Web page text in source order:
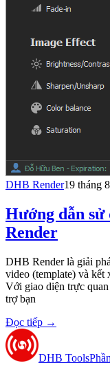
DHB Render19 tháng
Hướng dẫn sử
Render
DHB Render là giải
video (template) và kết
Với giao diện trực
trợ bạn
Đọc tiếp →
DHB Tools